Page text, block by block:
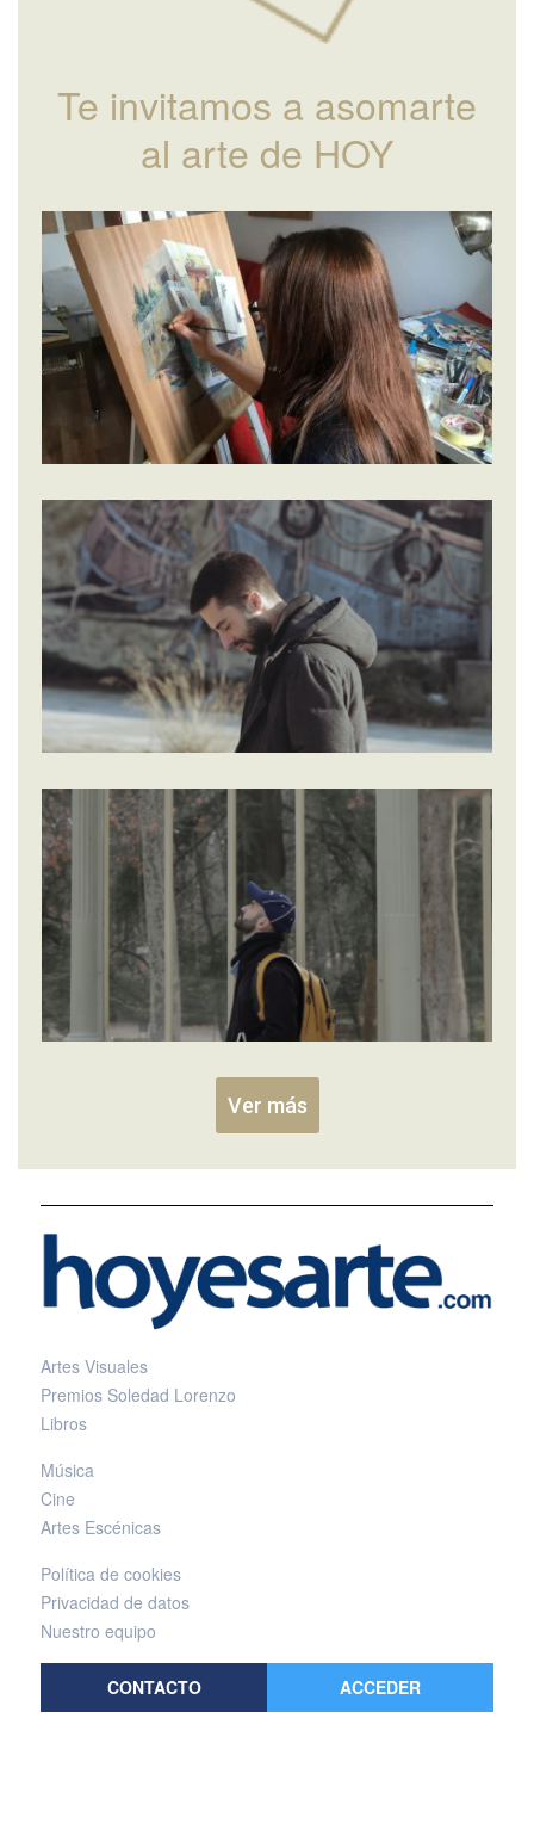
Te invitamos a asomarte
al arte de HOY
Ver más
Artes Visuales
Premios Soledad Lorenzo
Libros
Música
Cine
Artes Escénicas
Política de cookies
Privacidad de datos
Nuestro equipo
CONTACTO ACCEDER